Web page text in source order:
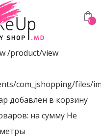
0
/product/view
com_jshopping/files/
добавлен в корзину
на сумму Не